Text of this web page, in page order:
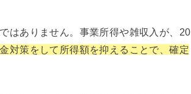
はありません。事業所得や雑収入が、20
対策をして所得額を抑えることで、確定